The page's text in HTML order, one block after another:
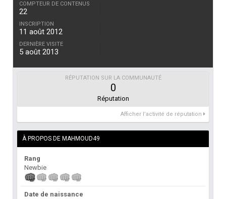
COMPTEUR DE CONTENUS
22
INSCRIPTION
11 août 2012
DERNIÈRE VISITE
5 août 2013
RÉPUTATION SUR LA COMMUNAUTÉ
0
Réputation
Afficher l’activité de réputation
À PROPOS DE MAHMOUD49
Rang
Newbie
Date de naissance